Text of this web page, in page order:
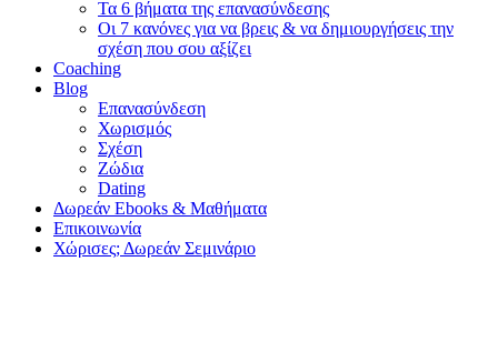
Τα 6 βήματα της επανασύνδεσης
Οι 7 κανόνες για να βρεις & να δημιουργήσεις την
σχέση που σου αξίζει
Coaching
Blog
Επανασύνδεση
Χωρισμός
Σχέση
Ζώδια
Dating
Δωρεάν Ebooks & Μαθήματα
Επικοινωνία
Χώρισες; Δωρεάν Σεμινάριο